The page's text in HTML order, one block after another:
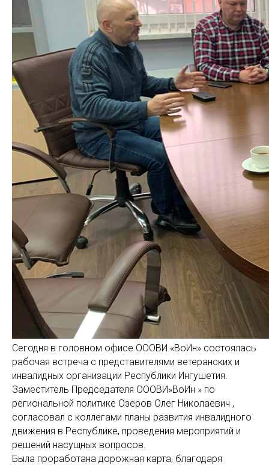
Сегодня в головном офисе ОООВИ «ВоИн» состоялась
рабочая встреча с представителями ветеранских и
инвалидных организации Республики Ингушетия.
Заместитель Председателя ОООВИ»ВоИн » по
региональной политике Озеров Олег Николаевич ,
согласовал с коллегами планы развития инвалидного
движения в Республике, проведения мероприятий и
решений насущных вопросов.
Была проработана дорожная карта, благодаря